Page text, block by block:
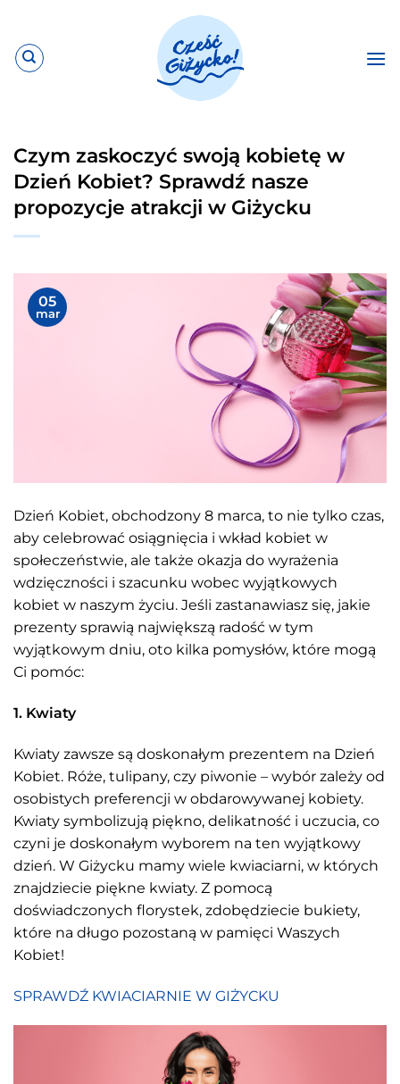
zawartości
Czym zaskoczyć swoją kobietę w
Dzień Kobiet? Sprawdź nasze
propozycje atrakcji w Giżycku
05
mar
Dzień Kobiet, obchodzony 8 marca, to nie tylko czas,
aby celebrować osiągnięcia i wkład kobiet w
społeczeństwie, ale także okazja do wyrażenia
wdzięczności i szacunku wobec wyjątkowych
kobiet w naszym życiu. Jeśli zastanawiasz się, jakie
prezenty sprawią największą radość w tym
wyjątkowym dniu, oto kilka pomysłów, które mogą
Ci pomóc:
1. Kwiaty
Kwiaty zawsze są doskonałym prezentem na Dzień
Kobiet. Róże, tulipany, czy piwonie – wybór zależy od
osobistych preferencji w obdarowywanej kobiety.
Kwiaty symbolizują piękno, delikatność i uczucia, co
czyni je doskonałym wyborem na ten wyjątkowy
dzień. W Giżycku mamy wiele kwiaciarni, w których
znajdziecie piękne kwiaty. Z pomocą
doświadczonych florystek, zdobędziecie bukiety,
które na długo pozostaną w pamięci Waszych
Kobiet!
SPRAWDŹ KWIACIARNIE W GIŻYCKU